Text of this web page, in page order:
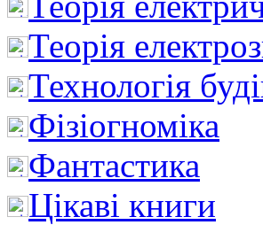
Теорія
Технологія
Фізіогноміка
Фантастика
Цікаві книги